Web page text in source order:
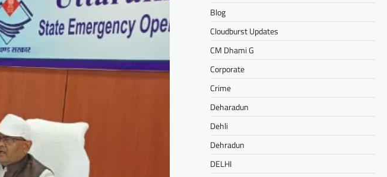
Blog
Cloudburst Updates
CM Dhami G
Corporate
Crime
Deharadun
Dehli
Dehradun
DELHI